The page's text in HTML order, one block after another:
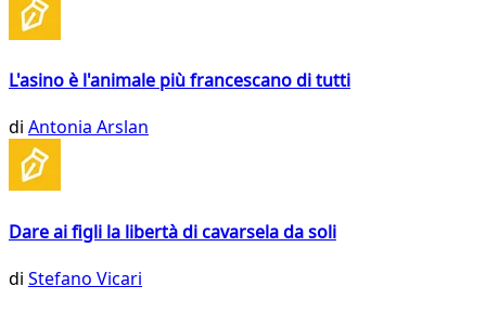
L'asino è l'animale più francescano di tutti
di Antonia Arslan
Dare ai figli la libertà di cavarsela da soli
di Stefano Vicari